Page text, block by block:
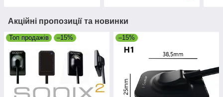
Акційні пропозиції та новинки
Топ продажів –15% –15%